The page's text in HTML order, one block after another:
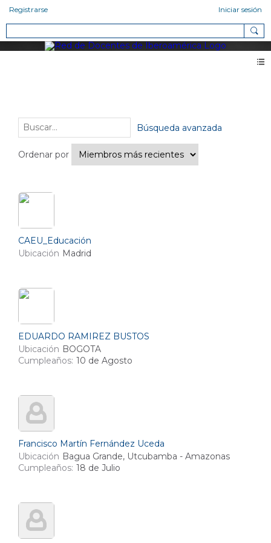
Registrarse Iniciar sesión
Ordenar por
Búsqueda avanzada
CAEU_Educación
Ubicación Madrid
EDUARDO RAMIREZ BUSTOS
Ubicación BOGOTA
Cumpleaños: 10 de Agosto
Francisco Martín Fernández Uceda
Ubicación Bagua Grande, Utcubamba - Amazonas
Cumpleaños: 18 de Julio